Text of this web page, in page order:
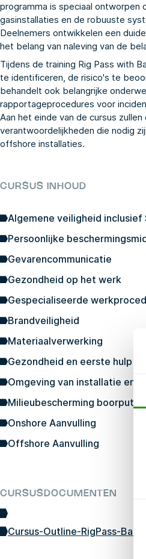
programma is speciaal ontworpen
gasinstallaties en de robuuste
Deelnemers ontwikkelen een
het belang van naleving van de
Tijdens de training Rig Pass with
te identificeren, de risico's te
behandelt ook belangrijke
rapportageprocedures voor
Aan het einde van de cursus
verantwoordelijkheden die nodig
offshore installaties.
CURSUS INHOUD
Algemene veiligheid inclusief
Persoonlijke
Gevarencommunicatie
Gezondheid op het werk
Gespecialiseerde
Brandveiligheid
Materiaalverwerking
Gezondheid en eerste hulp
Omgeving van installatie en
Milieubescherming boorput
Onshore Aanvulling
Offshore Aanvulling
CURSUSDOCUMENTEN
Cursus-Outline-RigPass-